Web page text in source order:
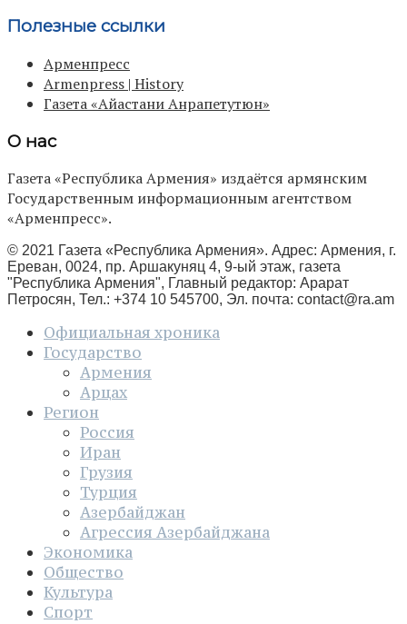
Полезные ссылки
Арменпресс
Armenpress | History
Газета «Айастани Анрапетутюн»
О нас
Газета «Республика Армения» издаётся армянским
Государственным информационным агентством
«Арменпресс».
© 2021 Газета «Республика Армения». Адрес: Армения, г.
Ереван, 0024, пр. Аршакуняц 4, 9-ый этаж, газета
"Республика Армения", Главный редактор: Арарат
Петросян, Тел.: +374 10 545700, Эл. почта: contact@ra.am
Официальная хроника
Государство
Армения
Арцах
Регион
Россия
Иран
Грузия
Турция
Азербайджан
Агрессия Азербайджана
Экономика
Общество
Культура
Спорт